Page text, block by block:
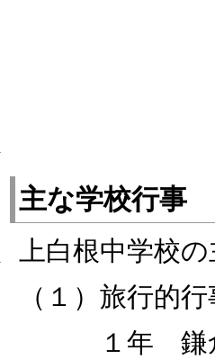
主な学校行事
上白根中学校
（１）旅行的
１年 鎌